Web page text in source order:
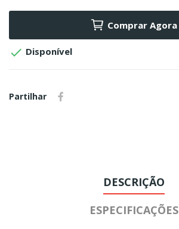
Comprar Agora
 Disponível
Partilhar
DESCRIÇÃO
ESPECIFICAÇÕES